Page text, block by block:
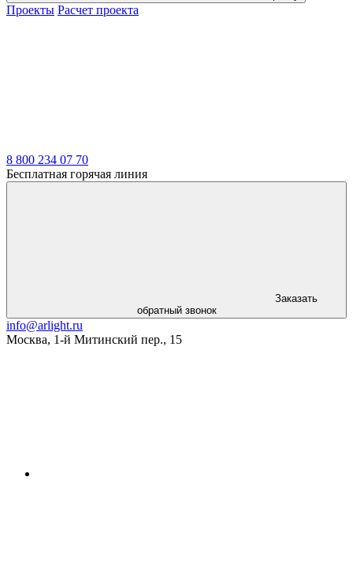
Проекты Расчет проекта
8 800 234 07 70
Бесплатная горячая линия
Заказать
обратный звонок
info@arlight.ru
Москва, 1-й Митинский пер., 15